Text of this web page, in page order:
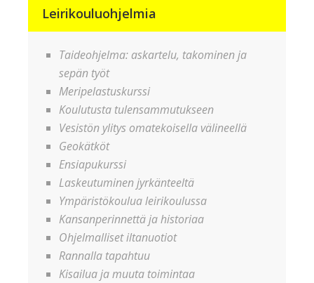
Leirikouluohjelmia
Taideohjelma: askartelu, takominen ja
sepän työt
Meripelastuskurssi
Koulutusta tulensammutukseen
Vesistön ylitys omatekoisella välineellä
Geokätköt
Ensiapukurssi
Laskeutuminen jyrkänteeltä
Ympäristökoulua leirikoulussa
Kansanperinnettä ja historiaa
Ohjelmalliset iltanuotiot
Rannalla tapahtuu
Kisailua ja muuta toimintaa